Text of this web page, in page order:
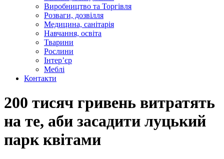
Виробництво та Торгівля
Розваги, дозвілля
Медицина, санітарія
Навчання, освіта
Тварини
Рослини
Інтер’єр
Меблі
Контакти
200 тисяч гривень витратять
на те, аби засадити луцький
парк квітами